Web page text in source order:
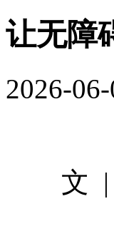
让无障
2026-
文 |